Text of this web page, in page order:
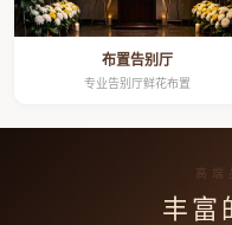
布置告别厅
专业告别厅鲜花布置
高端
丰富